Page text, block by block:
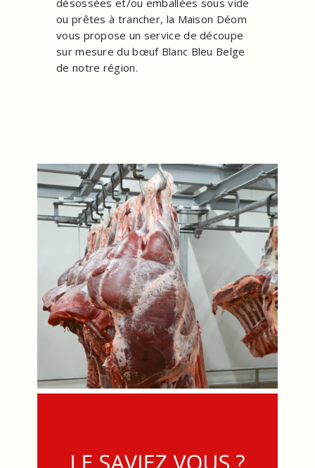
ou prêtes à trancher, la Maison Déom
vous propose un service de découpe
sur mesure du bœuf Blanc Bleu Belge
de notre région.